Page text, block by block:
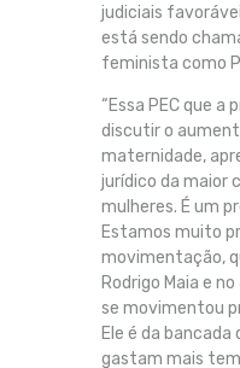
judiciais
está sendo
feminista como
“Essa PEC que a
discutir o
maternidade,
jurídico da maior
mulheres. É um
Estamos muito
movimentação,
Rodrigo Maia e
se movimentou
Ele é da
gastam mais